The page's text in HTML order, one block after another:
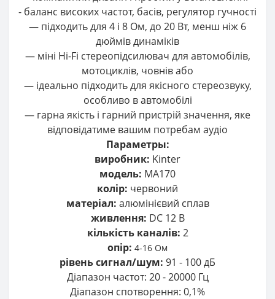
- баланс високих частот, басів, регулятор гучності
— підходить для 4 і 8 Ом, до 20 Вт, менш ніж 6
дюймів динаміків
— міні Hi-Fi стереопідсилювач для автомобілів,
мотоциклів, човнів або
— ідеально підходить для якісного стереозвуку,
особливо в автомобілі
— гарна якість і гарний пристрій значення, яке
відповідатиме вашим потребам аудіо
Параметры:
виробник: Kinter
модель: MA170
колір: червоний
матеріал: алюмінієвий сплав
живлення: DC 12 В
кількість каналів: 2
опір: 4-16 Ом
рівень сигнал/шум: 91 - 100 дБ
Діапазон частот: 20 - 20000 Гц
Діапазон спотворення: 0,1%